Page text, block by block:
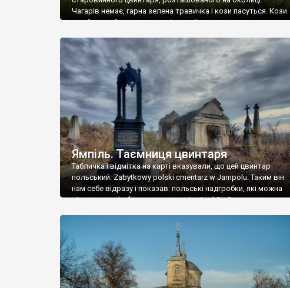
Чагарів немає, гарна зелена травичка і кози пасуться. Кози
– найкращий регулятор шкідливої, для старих кладовищ,
бруньками, кози ті бруньки обгризають, бо то улюблений
делікатес. На цвинтарі у Голубечому ціла колекція
різноманітних форм хрестів. Село відносно невелике, […]
Ямпіль. Таємниця цвинтаря
Табличка і відмітка на карті вказували, що цей цвинтар
польський. Zabytkowy polski cmentarz w Jampolu. Таким він
нам себе відразу і показав: польські надгробки, які можна
віднести до фабричних, польські епітафії… Загалом цвинтар
виявилося більше семи гектарів. Перше враження про
абсолютну звичайність польського цвинтаря виявилося
оманливим – […]